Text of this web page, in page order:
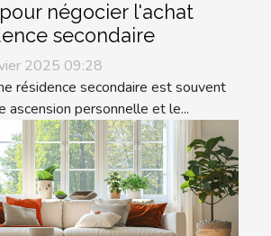
négocier l'achat
secondaire
2025 09:28
résidence secondaire est souvent
ascension personnelle et le...